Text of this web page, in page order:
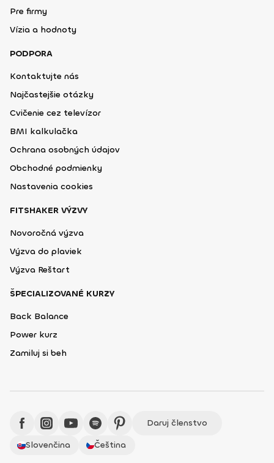
Pre firmy
Vízia a hodnoty
PODPORA
Kontaktujte nás
Najčastejšie otázky
Cvičenie cez televízor
BMI kalkulačka
Ochrana osobných údajov
Obchodné podmienky
Nastavenia cookies
FITSHAKER VÝZVY
Novoročná výzva
Výzva do plaviek
Výzva Reštart
ŠPECIALIZOVANÉ KURZY
Back Balance
Power kurz
Zamiluj si beh
Daruj členstvo
Slovenčina
Čeština